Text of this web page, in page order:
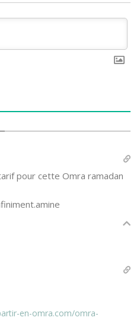
pour cette Omra ramadan
en-omra.com/omra-